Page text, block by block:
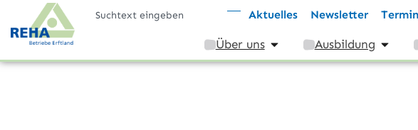
Aktuelles Newsletter
Über uns Ausbildung